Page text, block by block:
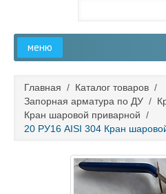
меню
О компании
Услуги и работы
Главная / Каталог товаров /
Запорная арматура по ДУ /
Кран шаровой приварной /
20 РУ16 AISI 304 Кран